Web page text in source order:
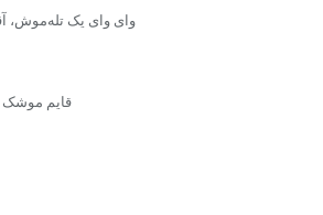
واى واى یک تله‌موش،
قایم موشک